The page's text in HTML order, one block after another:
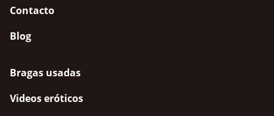
Contacto
Blog
Bragas usadas
Videos eróticos